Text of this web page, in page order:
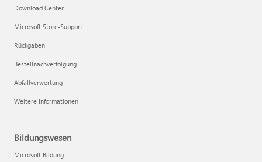
Download Center
Microsoft Store-Support
Rückgaben
Bestellnachverfolgung
Abfallverwertung
Weitere Informationen
Bildungswesen
Microsoft Bildung